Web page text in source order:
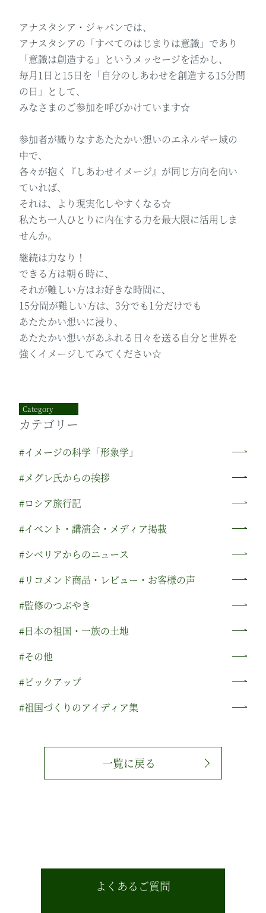
アナスタシア・ジャパンでは、
アナスタシアの「すべてのはじまりは意識」であり
「意識は創造する」というメッセージを活かし、
毎月1日と15日を「自分のしあわせを創造する15分間
の日」として、
みなさまのご参加を呼びかけています☆
参加者が織りなすあたたかい想いのエネルギー域の
中で、
各々が抱く『しあわせイメージ』が同じ方向を向い
ていれば、
それは、より現実化しやすくなる☆
私たち一人ひとりに内在する力を最大限に活用しま
せんか。
継続は力なり！
できる方は朝６時に、
それが難しい方はお好きな時間に、
15分間が難しい方は、3分でも1分だけでも
あたたかい想いに浸り、
あたたかい想いがあふれる日々を送る自分と世界を
強くイメージしてみてください☆
Category
カテゴリー
#イメージの科学「形象学」
#メグレ氏からの挨拶
#ロシア旅行記
#イベント・講演会・メディア掲載
#シベリアからのニュース
#リコメンド商品・レビュー・お客様の声
#監修のつぶやき
#日本の祖国・一族の土地
#その他
#ピックアップ
#祖国づくりのアイディア集
一覧に戻る
よくあるご質問